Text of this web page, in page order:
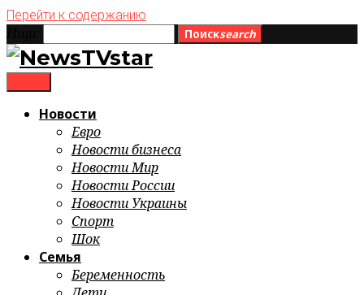
Перейти к содержанию
Поискsearch
Новости
Евро
Новости бизнеса
Новости Мир
Новости России
Новости Украины
Спорт
Шок
Семья
Беременность